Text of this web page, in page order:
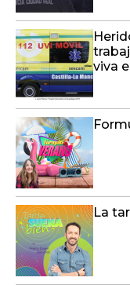
viva
La